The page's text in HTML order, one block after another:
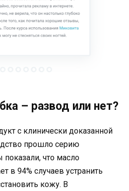
– развод или нет?
с клинически доказанной
прошло серию
показали, что масло
в 94% случаев устранить
кожу. В